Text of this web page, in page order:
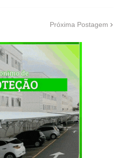
Próxima Postagem